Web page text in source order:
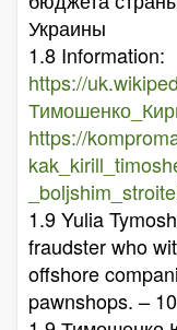
Украины
1.8 Information:
https://
https://
1.9 Yulia
fraudster who
offshore
pawnshops. –